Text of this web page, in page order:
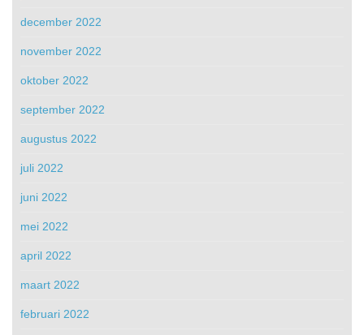
december 2022
november 2022
oktober 2022
september 2022
augustus 2022
juli 2022
juni 2022
mei 2022
april 2022
maart 2022
februari 2022